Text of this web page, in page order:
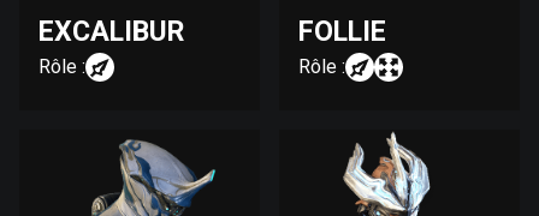
EXCALIBUR
Rôle :
FOLLIE
Rôle :